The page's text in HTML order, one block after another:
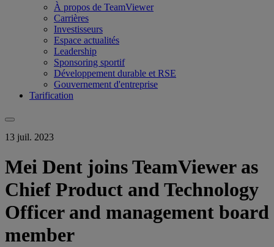
À propos de TeamViewer
Carrières
Investisseurs
Espace actualités
Leadership
Sponsoring sportif
Développement durable et RSE
Gouvernement d'entreprise
Tarification
13 juil. 2023
Mei Dent joins TeamViewer as
Chief Product and Technology
Officer and management board
member